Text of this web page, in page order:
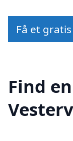
Få et
Find